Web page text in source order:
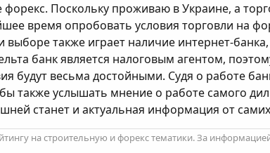
Поскольку проживаю в Украине, а
время опробовать условия торговли на
также играет наличие интернет-
банк является налоговым агентом,
будут весьма достойными. Судя о работе
также услышать мнение о работе самого
станет и актуальная информация от
на строительную и форекс тематики. За